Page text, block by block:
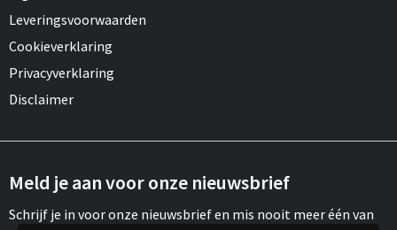
Leveringsvoorwaarden
Cookieverklaring
Privacyverklaring
Disclaimer
Meld je aan voor onze nieuwsbrief
Schrijf je in voor onze nieuwsbrief en mis nooit meer één van